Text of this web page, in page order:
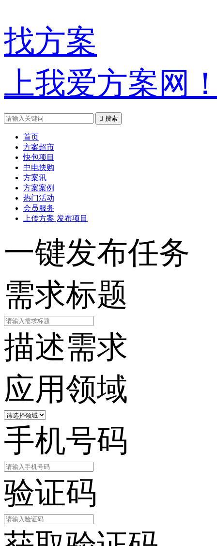
找方案
上我爱方案网
 搜索
首页
方案超市
快包项目
中电快购
方案讯
方案案例
热门活动
会员服务
上传方案 发布项目
一键发布任务
需求标题
描述需求
应用领域
手机号码
验证码